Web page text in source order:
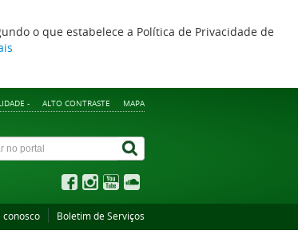
o que estabelece a Política de Privacidade de
- ALTO CONTRASTE MAPA
conosco Boletim de Serviços